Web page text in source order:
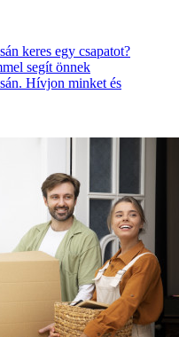
keres egy csapatot?
segít önnek
Hívjon minket és